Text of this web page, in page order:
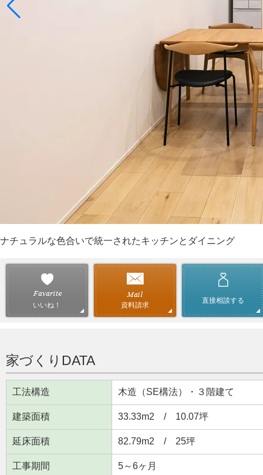
ナチュラルな色合いで統一されたキッチンとダイニング
いいね！ 資料請求
直接相談する
家づくりDATA
工法構造 木造（SE構法）・３階建て
建築面積 33.33m2 / 10.07坪
延床面積 82.79m2 / 25坪
工事期間 5～6ヶ月